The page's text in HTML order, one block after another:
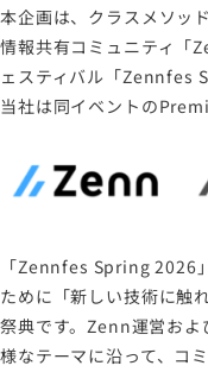
本企画は、クラスメソッ
情報共有コミュニティ「
ェスティバル「Zennfes
当社は同イベントの
「Zennfes Spring 2026
ために「新しい技術に触
祭典です。Zenn運営お
様なテーマに沿って、コ